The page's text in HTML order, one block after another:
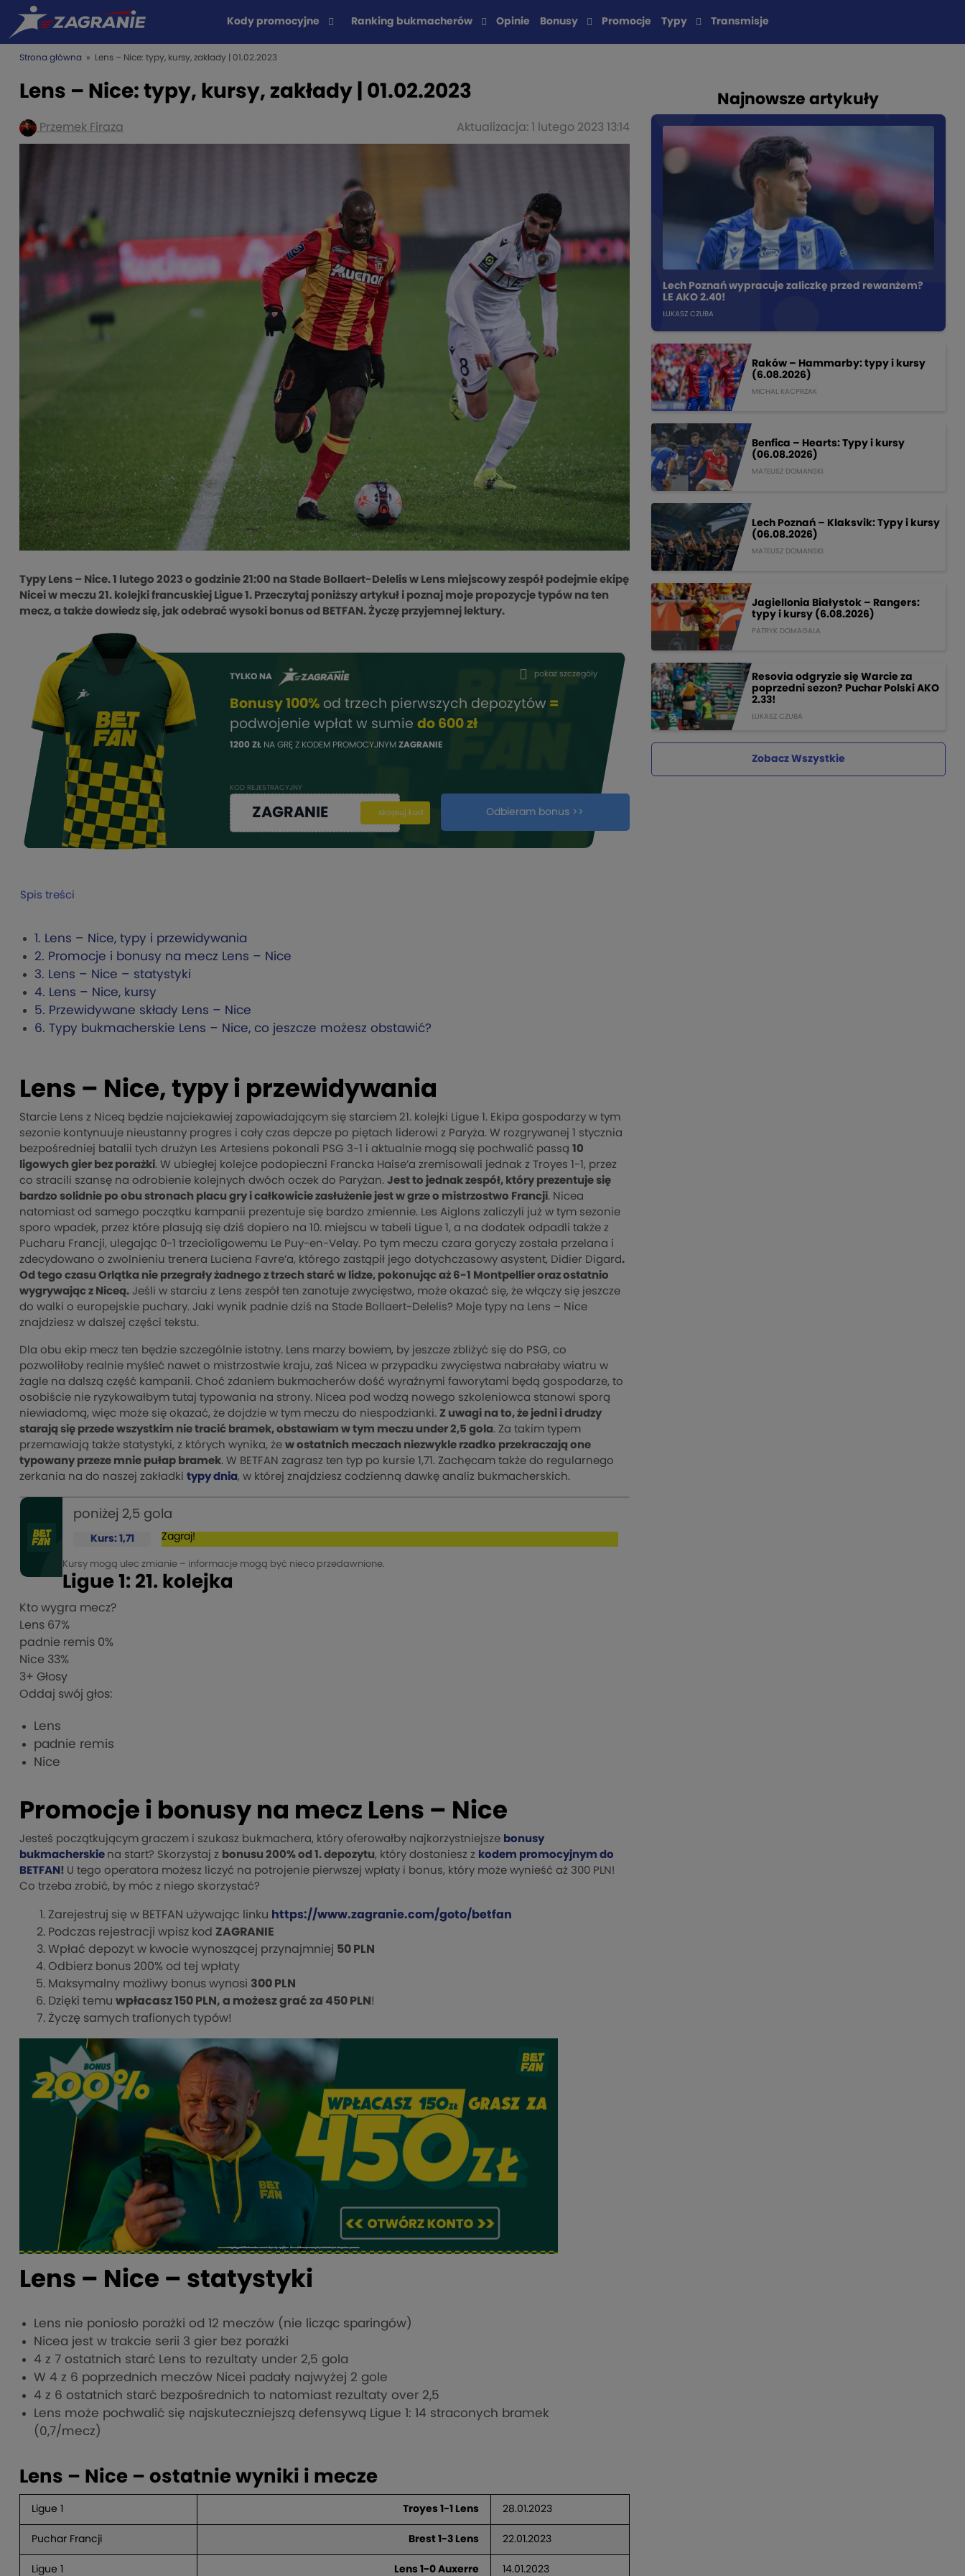
Kody promocyjne Ranking bukmacherów Opinie Bonusy Promocje Typy Transmisje
Strona główna » Lens – Nice: typy, kursy, zakłady | 01.02.2023
Lens – Nice: typy, kursy, zakłady | 01.02.2023
Przemek Firaza Aktualizacja: 1 lutego 2023 13:14
Typy Lens – Nice. 1 lutego 2023 o godzinie 21:00 na Stade Bollaert-Delelis w Lens miejscowy zespół podejmie ekipę
Nicei w meczu 21. kolejki francuskiej Ligue 1. Przeczytaj poniższy artykuł i poznaj moje propozycje typów na ten
mecz, a także dowiedz się, jak odebrać wysoki bonus od BETFAN. Życzę przyjemnej lektury.
TYLKO NA
Bonusy 100% od trzech pierwszych depozytów =
podwojenie wpłat w sumiedo 600 zł
1200 ZŁ NA GRĘ Z KODEM PROMOCYJNYMZAGRANIE
KOD REJESTRACYJNY
ZAGRANIE kopiuj
skopiuj kod Odbieram bonus >>
pokaż szczegóły
Spis treści
1. Lens – Nice, typy i przewidywania
2. Promocje i bonusy na mecz Lens – Nice
3. Lens – Nice – statystyki
4. Lens – Nice, kursy
5. Przewidywane składy Lens – Nice
6. Typy bukmacherskie Lens – Nice, co jeszcze możesz obstawić?
Lens – Nice, typy i przewidywania
Starcie Lens z Niceą będzie najciekawiej zapowiadającym się starciem 21. kolejki Ligue 1. Ekipa gospodarzy w tym
sezonie kontynuuje nieustanny progres i cały czas depcze po piętach liderowi z Paryża. W rozgrywanej 1 stycznia
bezpośredniej batalii tych drużyn Les Artesiens pokonali PSG 3-1 i aktualnie mogą się pochwalić passą 10
ligowych gier bez porażki. W ubiegłej kolejce podopieczni Francka Haise’a zremisowali jednak z Troyes 1-1, przez
co stracili szansę na odrobienie kolejnych dwóch oczek do Paryżan. Jest to jednak zespół, który prezentuje się
bardzo solidnie po obu stronach placu gry i całkowicie zasłużenie jest w grze o mistrzostwo Francji. Nicea
natomiast od samego początku kampanii prezentuje się bardzo zmiennie. Les Aiglons zaliczyli już w tym sezonie
sporo wpadek, przez które plasują się dziś dopiero na 10. miejscu w tabeli Ligue 1, a na dodatek odpadli także z
Pucharu Francji, ulegając 0-1 trzecioligowemu Le Puy-en-Velay. Po tym meczu czara goryczy została przelana i
zdecydowano o zwolnieniu trenera Luciena Favre’a, którego zastąpił jego dotychczasowy asystent, Didier Digard.
Od tego czasu Orlątka nie przegrały żadnego z trzech starć w lidze, pokonując aż 6-1 Montpellier oraz ostatnio
wygrywając z Niceą. Jeśli w starciu z Lens zespół ten zanotuje zwycięstwo, może okazać się, że włączy się jeszcze
do walki o europejskie puchary. Jaki wynik padnie dziś na Stade Bollaert-Delelis? Moje typy na Lens – Nice
znajdziesz w dalszej części tekstu.
Dla obu ekip mecz ten będzie szczególnie istotny. Lens marzy bowiem, by jeszcze zbliżyć się do PSG, co
pozwoliłoby realnie myśleć nawet o mistrzostwie kraju, zaś Nicea w przypadku zwycięstwa nabrałaby wiatru w
żagle na dalszą część kampanii. Choć zdaniem bukmacherów dość wyraźnymi faworytami będą gospodarze, to
osobiście nie ryzykowałbym tutaj typowania na strony. Nicea pod wodzą nowego szkoleniowca stanowi sporą
niewiadomą, więc może się okazać, że dojdzie w tym meczu do niespodzianki. Z uwagi na to, że jedni i drudzy
starają się przede wszystkim nie tracić bramek, obstawiam w tym meczu under 2,5 gola. Za takim typem
przemawiają także statystyki, z których wynika, że w ostatnich meczach niezwykle rzadko przekraczają one
typowany przeze mnie pułap bramek. W BETFAN zagrasz ten typ po kursie 1,71. Zachęcam także do regularnego
zerkania na do naszej zakładki typy dnia, w której znajdziesz codzienną dawkę analiz bukmacherskich.
poniżej 2,5 gola
Kurs: 1,71 Zagraj!
Kursy mogą ulec zmianie – informacje mogą być nieco przedawnione.
Ligue 1: 21. kolejka
Kto wygra mecz?
Lens 67%
padnie remis 0%
Nice 33%
3+ Głosy
Oddaj swój głos:
Lens
padnie remis
Nice
Promocje i bonusy na mecz Lens – Nice
Jesteś początkującym graczem i szukasz bukmachera, który oferowałby najkorzystniejsze bonusy
bukmacherskie na start? Skorzystaj z bonusu 200% od 1. depozytu, który dostaniesz z kodem promocyjnym do
BETFAN ! U tego operatora możesz liczyć na potrojenie pierwszej wpłaty i bonus, który może wynieść aż 300 PLN!
Co trzeba zrobić, by móc z niego skorzystać?
Zarejestruj się w BETFAN używając linku https://www.zagranie.com/goto/betfan
Podczas rejestracji wpisz kod ZAGRANIE
Wpłać depozyt w kwocie wynoszącej przynajmniej 50 PLN
Odbierz bonus 200% od tej wpłaty
Maksymalny możliwy bonus wynosi 300 PLN
Dzięki temu wpłacasz 150 PLN, a możesz grać za 450 PLN !
Życzę samych trafionych typów!
Lens – Nice – statystyki
Lens nie poniosło porażki od 12 meczów (nie licząc sparingów)
Nicea jest w trakcie serii 3 gier bez porażki
4 z 7 ostatnich starć Lens to rezultaty under 2,5 gola
W 4 z 6 poprzednich meczów Nicei padały najwyżej 2 gole
4 z 6 ostatnich starć bezpośrednich to natomiast rezultaty over 2,5
Lens może pochwalić się najskuteczniejszą defensywą Ligue 1: 14 straconych bramek
(0,7/mecz)
Lens – Nice – ostatnie wyniki i mecze
Ligue 1 Troyes 1-1 Lens 28.01.2023
Puchar Francji Brest 1-3 Lens 22.01.2023
Ligue 1 Lens 1-0 Auxerre 14.01.2023
Najnowsze artykuły
Lech Poznań wypracuje zaliczkę przed rewanżem?
LE AKO 2.40!
ŁUKASZ CZUBA
Raków – Hammarby: typy i kursy
(6.08.2026)
MICHAL KACPRZAK
Benfica – Hearts: Typy i kursy
(06.08.2026)
MATEUSZ DOMANSKI
Lech Poznań – Klaksvik: Typy i kursy
(06.08.2026)
MATEUSZ DOMANSKI
Jagiellonia Białystok – Rangers:
typy i kursy (6.08.2026)
PATRYK DOMAGALA
Resovia odgryzie się Warcie za
poprzedni sezon? Puchar Polski AKO
2.33!
ŁUKASZ CZUBA
Zobacz Wszystkie